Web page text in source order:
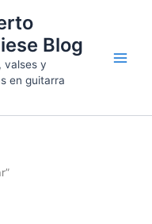
Blog
valses y
en guitarra